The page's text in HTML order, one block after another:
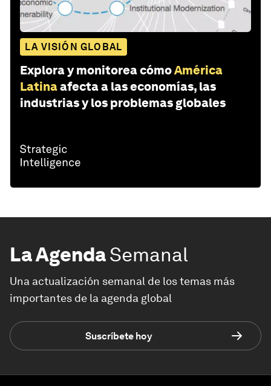
LA VISIÓN GLOBAL
Explora y monitorea cómoAmérica
Latinaafecta a las economías, las
industrias y los problemas globales
La AgendaSemanal
Una actualización semanal de los temas más
importantes de la agenda global
Suscríbete hoy